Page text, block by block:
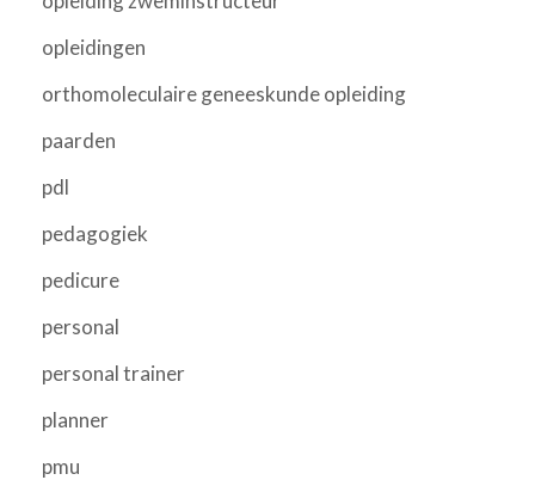
opleidingen
orthomoleculaire geneeskunde opleiding
paarden
pdl
pedagogiek
pedicure
personal
personal trainer
planner
pmu